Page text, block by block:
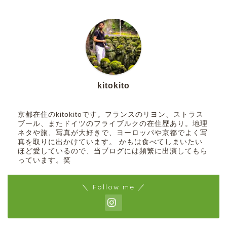
kitokito
京都在住のkitokitoです。フランスのリヨン、ストラス
ブール、またドイツのフライブルクの在住歴あり。地理
ネタや旅、写真が大好きで、ヨーロッパや京都でよく写
真を取りに出かけています。 かもは食べてしまいたい
ほど愛しているので、当ブログには頻繁に出演してもら
っています。笑
＼ Follow me ／